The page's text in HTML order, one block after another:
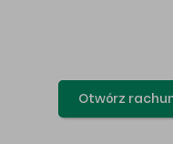
Otwórz